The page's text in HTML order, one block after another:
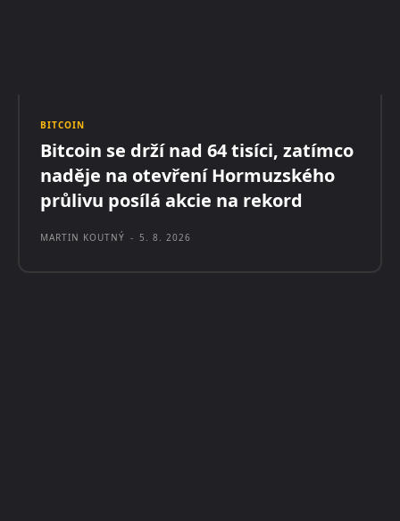
BITCOIN
Bitcoin se drží nad 64 tisíci, zatímco
naděje na otevření Hormuzského
průlivu posílá akcie na rekord
MARTIN KOUTNÝ - 5. 8. 2026